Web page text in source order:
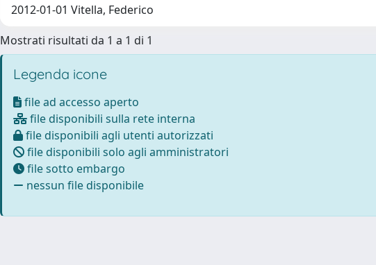
2012-01-01 Vitella, Federico
Mostrati risultati da 1 a 1 di 1
Legenda icone
file ad accesso aperto
file disponibili sulla rete interna
file disponibili agli utenti autorizzati
file disponibili solo agli amministratori
file sotto embargo
nessun file disponibile